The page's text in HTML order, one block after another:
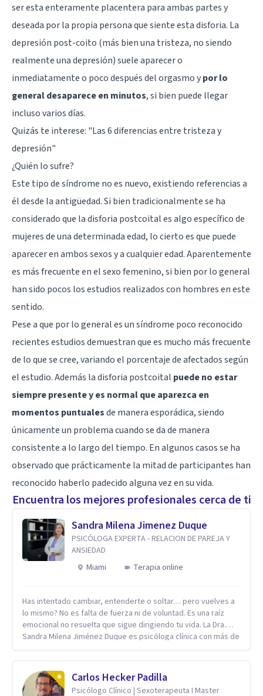
ser esta enteramente placentera para ambas partes y
deseada por la propia persona que siente esta disforia. La
depresión post-coito (más bien una tristeza, no siendo
realmente una depresión) suele aparecer o
inmediatamente o poco después del orgasmo ypor lo
general desaparece en minutos, si bien puede llegar
incluso varios días.
Quizás te interese: "Las 6 diferencias entre tristeza y
depresión"
¿Quién lo sufre?
Este tipo de síndrome no es nuevo, existiendo referencias a
él desde la antigüedad. Si bien tradicionalmente se ha
considerado que la disforia postcoital es algo específico de
mujeres de una determinada edad, lo cierto es que puede
aparecer en ambos sexos y a cualquier edad. Aparentemente
es más frecuente en el sexo femenino, si bien por lo general
han sido pocos los estudios realizados con hombres en este
sentido.
Pese a que por lo general es un síndrome poco reconocido
recientes estudios demuestran que es mucho más frecuente
de lo que se cree, variando el porcentaje de afectados según
el estudio. Además la disforia postcoital puede no estar
siempre presente y es normal que aparezca en
momentos puntualesde manera esporádica, siendo
únicamente un problema cuando se da de manera
consistente a lo largo del tiempo. En algunos casos se ha
observado que prácticamente la mitad de participantes han
reconocido haberlo padecido alguna vez en su vida.
Encuentra los mejores profesionales cerca de ti
Sandra Milena Jimenez Duque
PSICÓLOGA EXPERTA - RELACION DE PAREJA Y
ANSIEDAD
Miami
Terapia online
Has intentado cambiar, entenderte o soltar… pero vuelves a
lo mismo? No es falta de fuerza ni de voluntad. Es una raíz
emocional no resuelta que sigue dirigiendo tu vida. La Dra.
Sandra Milena Jiménez Duque es psicóloga clínica con más de
ansiedad, la baja autoestima, la dependencia emocional y los
conflictos de pareja. Ha trabajado con pacientes enCarlos Hecker Padilla
Psicólogo Clínico | Sexoterapeuta I Master